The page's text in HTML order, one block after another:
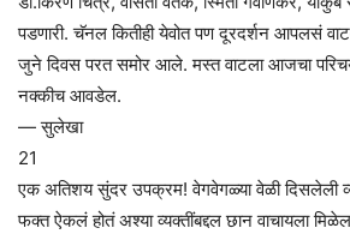
पडणारी. चॅनल कितीही येवोत पण दूरदर्शन आपलसं
जुने दिवस परत समोर आले. मस्त वाटला आजचा
नक्कीच आवडेल.
— सुलेखा
21
एक अतिशय सुंदर उपक्रम! वेगवेगळ्या वेळी दिसलेली
फक्त ऐकलं होतं अश्या व्यक्तींबद्दल छान वाचायला